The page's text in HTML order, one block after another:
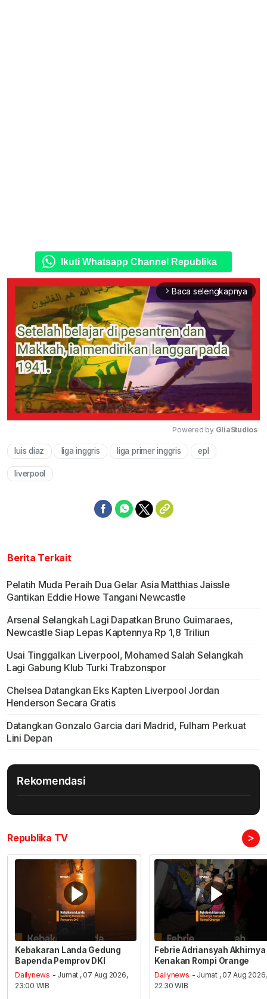
Ikuti Whatsapp Channel Republika
arrow_forward_ios Baca selengkapnya
Powered by GliaStudios
luis diaz liga inggris liga primer inggris epl
liverpool
Berita Terkait
Pelatih Muda Peraih Dua Gelar Asia Matthias Jaissle
Gantikan Eddie Howe Tangani Newcastle
Arsenal Selangkah Lagi Dapatkan Bruno Guimaraes,
Newcastle Siap Lepas Kaptennya Rp 1,8 Triliun
Usai Tinggalkan Liverpool, Mohamed Salah Selangkah
Lagi Gabung Klub Turki Trabzonspor
Chelsea Datangkan Eks Kapten Liverpool Jordan
Henderson Secara Gratis
Datangkan Gonzalo Garcia dari Madrid, Fulham Perkuat
Lini Depan
Rekomendasi
Republika TV >
Kebakaran Landa Gedung
Bapenda Pemprov DKI
Dailynews - Jumat , 07 Aug 2026,
23:00 WIB
Febrie Adriansyah Akhirnya
Kenakan Rompi Orange
Dailynews - Jumat , 07 Aug 2026,
22:30 WIB